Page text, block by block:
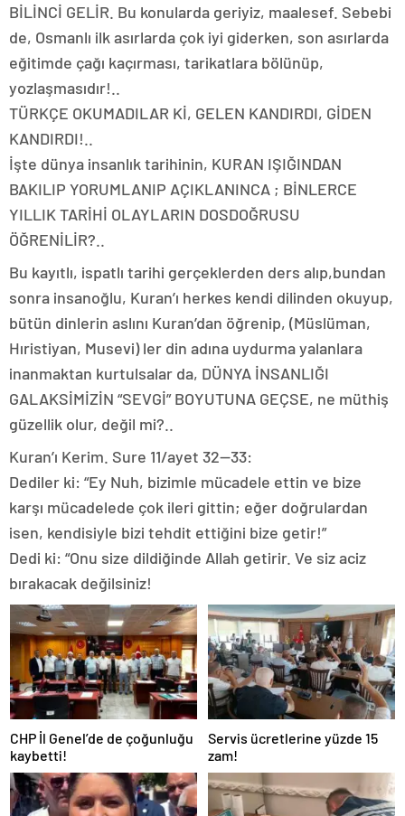
BİLİNCİ GELİR. Bu konularda geriyiz, maalesef. Sebebi
de, Osmanlı ilk asırlarda çok iyi giderken, son asırlarda
eğitimde çağı kaçırması, tarikatlara bölünüp,
yozlaşmasıdır!..
TÜRKÇE OKUMADILAR Kİ, GELEN KANDIRDI, GİDEN
KANDIRDI!..
İşte dünya insanlık tarihinin, KURAN IŞIĞINDAN
BAKILIP YORUMLANIP AÇIKLANINCA ; BİNLERCE
YILLIK TARİHİ OLAYLARIN DOSDOĞRUSU
ÖĞRENİLİR?..
Bu kayıtlı, ispatlı tarihi gerçeklerden ders alıp,bundan
sonra insanoğlu, Kuran’ı herkes kendi dilinden okuyup,
bütün dinlerin aslını Kuran’dan öğrenip, (Müslüman,
Hıristiyan, Musevi) ler din adına uydurma yalanlara
inanmaktan kurtulsalar da, DÜNYA İNSANLIĞI
GALAKSİMİZİN “SEVGİ” BOYUTUNA GEÇSE, ne müthiş
güzellik olur, değil mi?..
Kuran’ı Kerim. Sure 11/ayet 32—33:
Dediler ki: “Ey Nuh, bizimle mücadele ettin ve bize
karşı mücadelede çok ileri gittin; eğer doğrulardan
isen, kendisiyle bizi tehdit ettiğini bize getir!”
Dedi ki: “Onu size dildiğinde Allah getirir. Ve siz aciz
bırakacak değilsiniz!
CHP İl Genel’de de çoğunluğu
kaybetti!
Servis ücretlerine yüzde 15
zam!